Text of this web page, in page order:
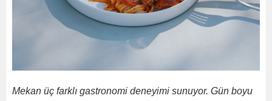
Mekan üç farklı gastronomi deneyimi sunuyor. Gün boyu